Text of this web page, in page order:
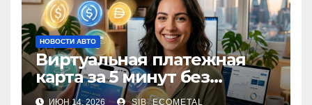
НОВОСТИ АВТО
Виртуальная платежная
карта за 5 минут без
верификации и банков с
ИЮН 14, 2026 SIB_ECOMETAL